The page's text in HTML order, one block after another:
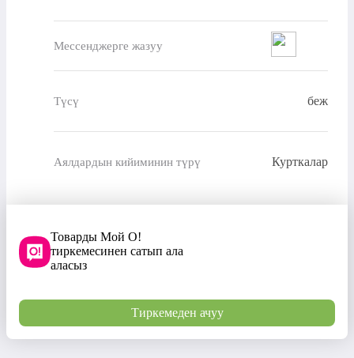
Мессенджерге жазуу
Түсү беж
Аялдардын кийиминин түрү Курткалар
Товарды Мой О!
тиркемесинен сатып ала
аласыз
Тиркемеден ачуу